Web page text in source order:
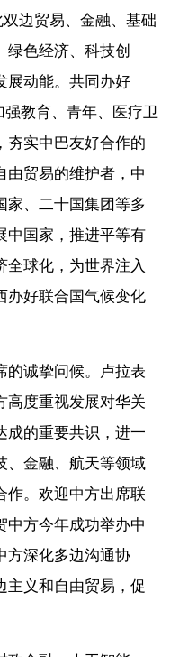
边贸易、金融、基础
绿色经济、科技创
展动能。共同办好
强教育、青年、医疗卫
夯实中巴友好合作的
由贸易的维护者，中
家、二十国集团等多
中国家，推进平等有
全球化，为世界注入
办好联合国气候变化
的诚挚问候。卢拉表
高度重视发展对华关
成的重要共识，进一
、金融、航天等领域
作。欢迎中方出席联
中方今年成功举办中
方深化多边沟通协
主义和自由贸易，促